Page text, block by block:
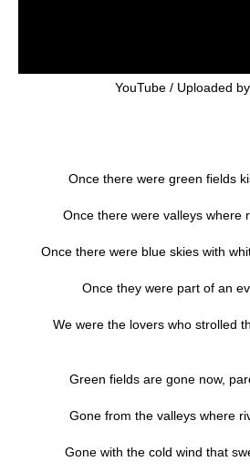
YouTube / Uploaded
Once there were green fields
Once there were valleys where
Once there were blue skies with
Once they were part of an
We were the lovers who strolled
Green fields are gone now,
Gone from the valleys where
Gone with the cold wind that